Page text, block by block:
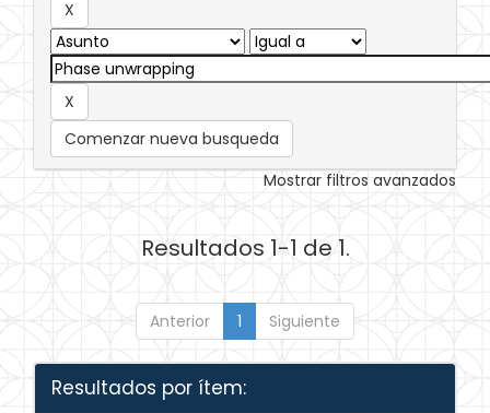
Comenzar nueva busqueda
Mostrar filtros avanzados
Resultados 1-1 de 1.
Anterior 1 Siguiente
Resultados por ítem: